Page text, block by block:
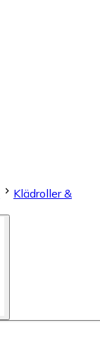
Klädroller &